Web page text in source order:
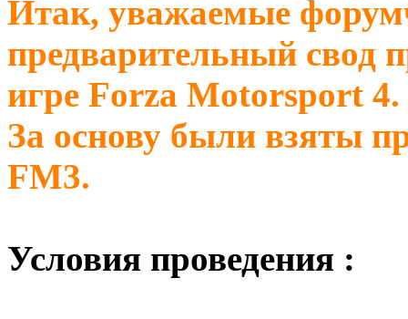
Итак, уважаемые
предварительный свод
игре Forza Motorsport 4.
За основу были взяты
FM3.
Условия проведения :